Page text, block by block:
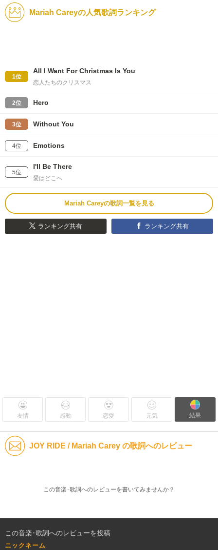
Mariah Careyの人気歌詞ランキング
1位
All I Want For Christmas Is You
恋人たちのクリスマス
2位 Hero
3位 Without You
4位 Emotions
5位
I'll Be There
愛はどこへ
Mariah Careyの歌詞一覧を見る
ランキング共有 ランキング共有
友情 感動 恋愛 元気 結果
JOY RIDE / Mariah Carey の歌詞へのレビュー
この音楽･歌詞へのレビューを書いてみませんか？
この音楽･歌詞へのレビューを投稿
ニックネーム